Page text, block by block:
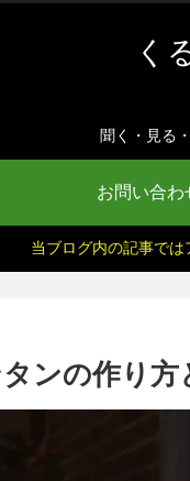
く
聞く・見る
お問い合わ
当ブログ内の記事では
ンの作り方